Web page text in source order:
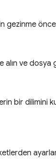
gezinme
ve
bir dilimini